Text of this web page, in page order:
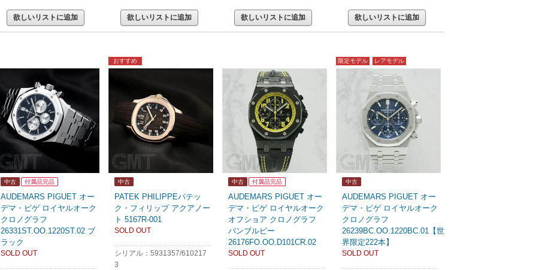
欲しいリストに追加 欲しいリストに追加 欲しいリストに追加 欲しいリストに追加
中古 付属品完品
AUDEMARS PIGUET オー
デマ・ピゲ ロイヤルオーク
クロノグラフ
26331ST.OO.1220ST.02 ブ
ラック
SOLD OUT
中古
おすすめ
PATEK PHILIPPEパテッ
ク・フィリップ アクアノー
ト 5167R-001
SOLD OUT
シリアル：5931357/610217
3
中古 付属品完品
AUDEMARS PIGUET オー
デマ・ピゲ ロイヤルオーク
オフショア クロノグラフ
バンブルビー
26176FO.OO.D101CR.02
SOLD OUT
中古
限定モデル レアモデル
AUDEMARS PIGUET オー
デマ・ピゲ ロイヤルオーク
クロノグラフ
26239BC.OO.1220BC.01【世
界限定222本】
SOLD OUT